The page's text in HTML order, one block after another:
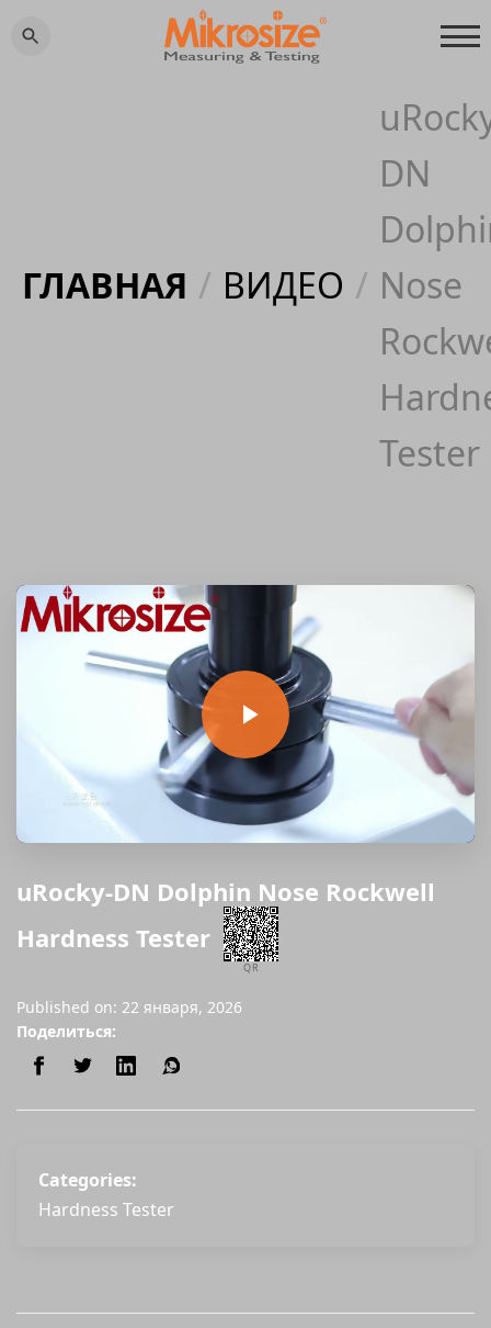
ГЛАВНАЯ / ВИДЕО /
DN
Nose
Tester
uRocky-DN Dolphin Nose Rockwell
Hardness Tester
QR
Published on: 22 января, 2026
Поделиться:
Categories:
Hardness Tester